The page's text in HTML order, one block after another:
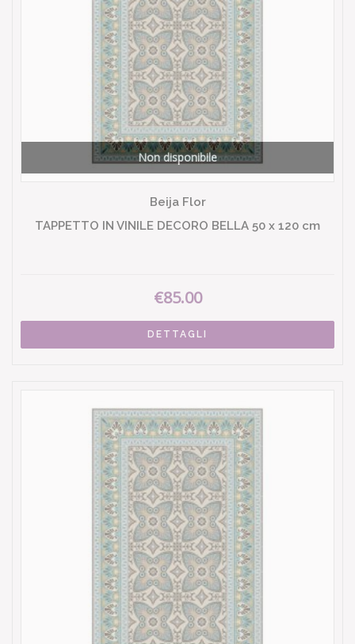
Non disponibile
Beija Flor
TAPPETTO IN VINILE DECORO BELLA 50 x 120 cm
€85.00
DETTAGLI